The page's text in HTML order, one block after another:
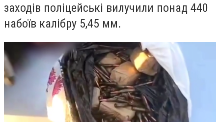
заходів поліцейські вилучили понад 440
набоїв калібру 5,45 мм.